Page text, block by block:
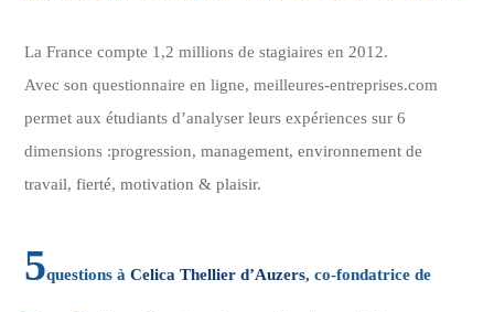
La France compte 1,2 millions de stagiaires en 2012.
Avec son questionnaire en ligne, meilleures-entreprises.com
permet aux étudiants d’analyser leurs expériences sur 6
dimensions :progression, management, environnement de
travail, fierté, motivation & plaisir.
5questions àCelica Thellier d’Auzers, co-fondatrice de